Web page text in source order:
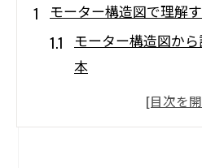
モーター構造図で理解
モーター構造図か
本
モーターが動く原
く解説